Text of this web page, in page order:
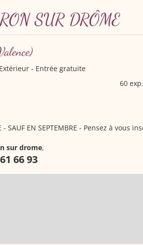
SUR DRÔME
- Entrée gratuite
60
- SAUF EN SEPTEMBRE - Pensez à vous
sur drome,
66 93